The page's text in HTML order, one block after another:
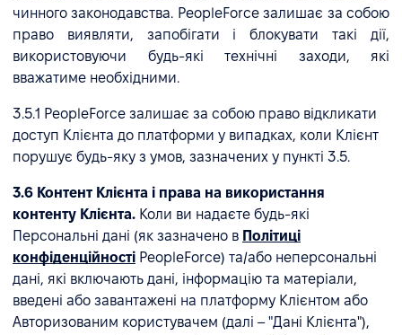
чинного законодавства. PeopleForce залишає за собою
право виявляти, запобігати і блокувати такі дії,
використовуючи будь-які технічні заходи, які
вважатиме необхідними.
3.5.1 PeopleForce залишає за собою право відкликати
доступ Клієнта до платформи у випадках, коли Клієнт
порушує будь-яку з умов, зазначених у пункті 3.5.
3.6 Контент Клієнта і права на використання
контенту Клієнта. Коли ви надаєте будь-які
Персональні дані (як зазначено в Політиці
конфіденційності PeopleForce) та/або неперсональні
дані, які включають дані, інформацію та матеріали,
введені або завантажені на платформу Клієнтом або
Авторизованим користувачем (далі – "Дані Клієнта"),